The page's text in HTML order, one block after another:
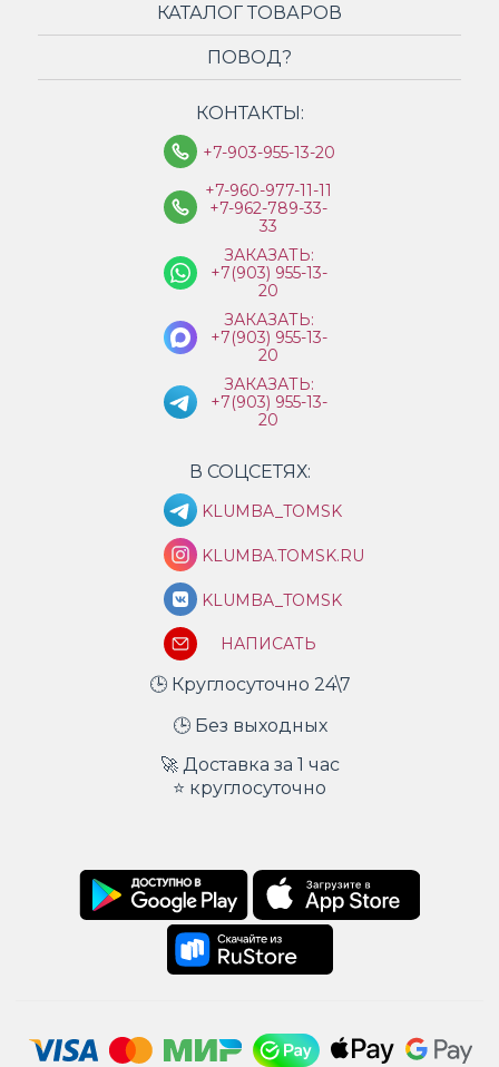
КАТАЛОГ ТОВАРОВ
ПОВОД?
КОНТАКТЫ:
+7-903-955-13-20
+7-960-977-11-11
+7-962-789-33-
33
ЗАКАЗАТЬ:
+7(903) 955-13-
20
ЗАКАЗАТЬ:
+7(903) 955-13-
20
ЗАКАЗАТЬ:
+7(903) 955-13-
20
В СОЦСЕТЯХ:
KLUMBA_TOMSK
KLUMBA.TOMSK.RU
KLUMBA_TOMSK
НАПИСАТЬ
🕒 Круглосуточно 24\7
🕒 Без выходных
🚀 Доставка за 1 час
⭐ круглосуточно